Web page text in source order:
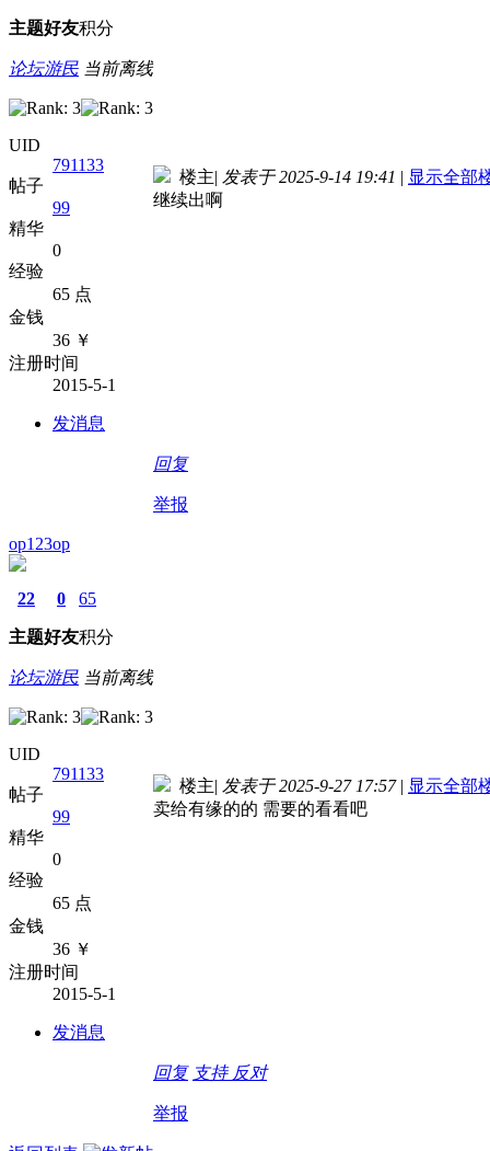
主题好友积分
论坛游民 当前离线
UID
791133
帖子
99
精华
0
经验
65 点
金钱
36 ￥
注册时间
2015-5-1
发消息
楼主| 发表于 2025-9-14 19:41 | 显示全部
继续出啊
回复
举报
op123op
22
主题
0
好友
65
积分
论坛游民 当前离线
UID
791133
帖子
99
精华
0
经验
65 点
金钱
36 ￥
注册时间
2015-5-1
发消息
楼主| 发表于 2025-9-27 17:57 | 显示全部
卖给有缘的的 需要的看看吧
回复 支持 反对
举报